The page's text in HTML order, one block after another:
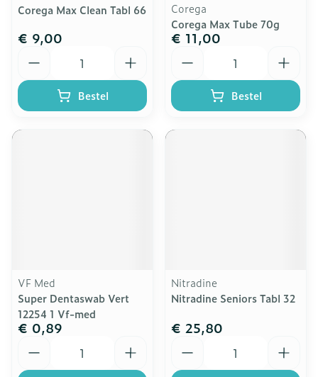
Corega Max Clean Tabl 66
€ 9,00
Bestel
Corega
Corega Max Tube 70g
€ 11,00
Bestel
VF Med
Super Dentaswab Vert
12254 1 Vf-med
€ 0,89
Nitradine
Nitradine Seniors Tabl 32
€ 25,80